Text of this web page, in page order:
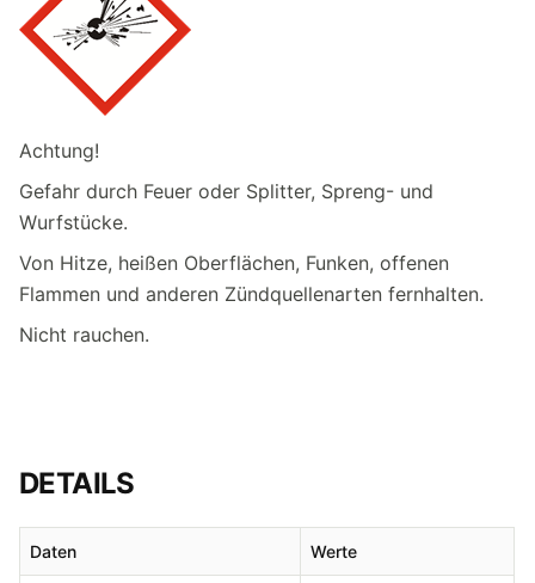
Achtung!
Gefahr durch Feuer oder Splitter, Spreng- und
Wurfstücke.
Von Hitze, heißen Oberflächen, Funken, offenen
Flammen und anderen Zündquellenarten fernhalten.
Nicht rauchen.
DETAILS
Daten Werte